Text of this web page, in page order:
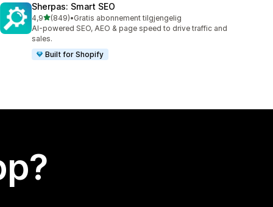
Sherpas: Smart SEO
4,9av 5 stjerner
(849)
Totalt 849 omtaler
•Gratis abonnement tilgjengelig
AI-powered SEO, AEO & page speed to drive traffic and
sales.
Built for Shopify